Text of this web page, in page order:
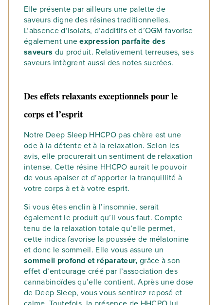
Elle présente par ailleurs une palette de
saveurs digne des résines traditionnelles.
L’absence d’isolats, d’additifs et d’OGM favorise
également uneexpression parfaite des
saveurs du produit. Relativement terreuses, ses
saveurs intègrent aussi des notes sucrées.
Des effets relaxants exceptionnels pour le
corps et l’esprit
Notre Deep Sleep HHCPO pas chère est une
ode à la détente et à la relaxation. Selon les
avis, elle procurerait un sentiment de relaxation
intense. Cette résine HHCPO aurait le pouvoir
de vous apaiser et d’apporter la tranquillité à
votre corps à et à votre esprit.
Si vous êtes enclin à l’insomnie, serait
également le produit qu’il vous faut. Compte
tenu de la relaxation totale qu’elle permet,
cette indica favorise la poussée de mélatonine
et donc le sommeil. Elle vous assure un
sommeil profond et réparateur, grâce à son
effet d’entourage créé par l’association des
cannabinoïdes qu’elle contient. Après une dose
de Deep Sleep, vous vous sentirez reposé et